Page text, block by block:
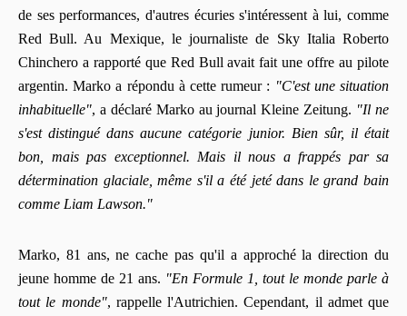
de ses performances, d'autres écuries s'intéressent à lui, comme
Red Bull. Au Mexique, le journaliste de Sky Italia Roberto
Chinchero a rapporté que Red Bull avait fait une offre au pilote
argentin. Marko a répondu à cette rumeur : "C'est une situation
inhabituelle", a déclaré Marko au journal Kleine Zeitung. "Il ne
s'est distingué dans aucune catégorie junior. Bien sûr, il était
bon, mais pas exceptionnel. Mais il nous a frappés par sa
détermination glaciale, même s'il a été jeté dans le grand bain
comme Liam Lawson."
Marko, 81 ans, ne cache pas qu'il a approché la direction du
jeune homme de 21 ans. "En Formule 1, tout le monde parle à
tout le monde", rappelle l'Autrichien. Cependant, il admet que